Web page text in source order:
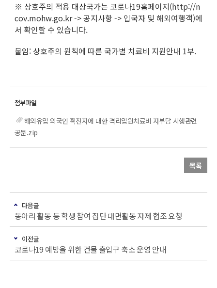
※ 상호주의 적용 대상국가는 코로나19홈페이지(http://n
cov.mohw.go.kr -> 공지사항 -> 입국자 및 해외여행객)에
서 확인할 수 있습니다.
붙임: 상호주의 원칙에 따른 국가별 치료비 지원안내 1부.
해외유입 외국인 확진자에 대한 격리입원치료비 자부담 시행관련
공문.zip
목록
다음글
동아리 활동 등 학생 참여 집단 대면활동 자제 협조 요청
이전글
코로나19 예방을 위한 건물 출입구 축소 운영 안내